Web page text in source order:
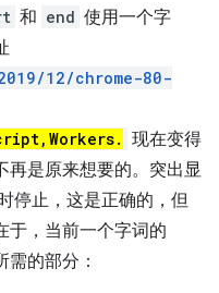
和 end 使用一个字
12/chrome-80-
现在变得
再是原来想要的。突出显
停止，这是正确的，但
于，当前一个字词的
的部分：